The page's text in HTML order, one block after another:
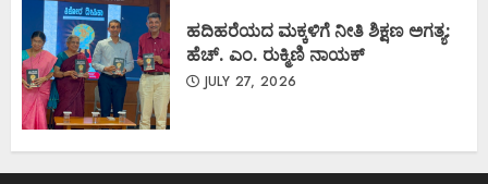
ಹದಿಹರೆಯದ ಮಕ್ಕಳಿಗೆ ನೀತಿ ಶಿಕ್ಷಣ ಅಗತ್ಯ:
ಹೆಚ್. ಎಂ. ರುಕ್ಮಿಣಿ ನಾಯಕ್
JULY 27, 2026